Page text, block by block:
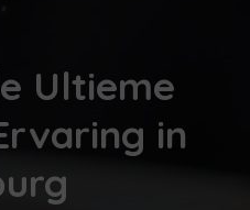
Ultieme
in